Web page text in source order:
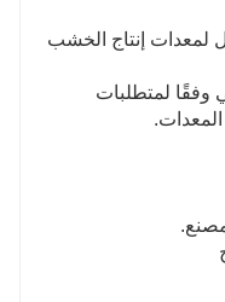
لمعدات إنتاج الخشب
وفقًا لمتطلبات